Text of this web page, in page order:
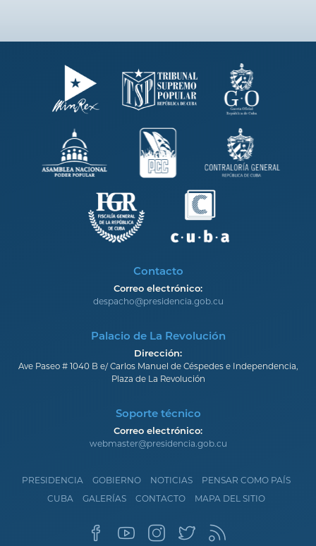
Contacto
Correo electrónico:
despacho@presidencia.gob.cu
Palacio de La Revolución
Dirección:
Ave Paseo # 1040 B e/ Carlos Manuel de Céspedes e Independencia,
Plaza de La Revolución
Soporte técnico
Correo electrónico:
webmaster@presidencia.gob.cu
PRESIDENCIA GOBIERNO NOTICIAS
PENSAR COMO PAÍS
CUBA
GALERÍAS CONTACTO MAPA DEL SITIO